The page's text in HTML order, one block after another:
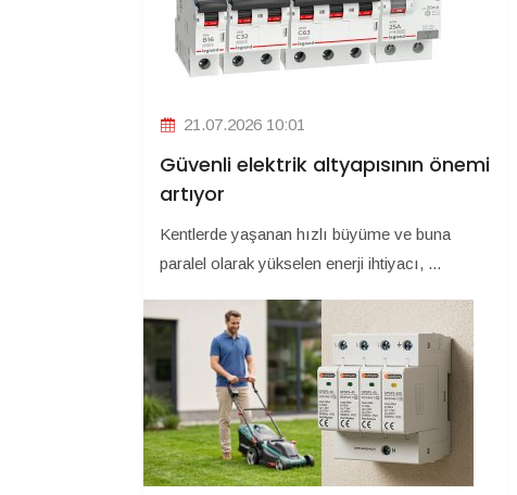
21.07.2026 10:01
Güvenli elektrik altyapısının önemi
artıyor
Kentlerde yaşanan hızlı büyüme ve buna
paralel olarak yükselen enerji ihtiyacı, ...